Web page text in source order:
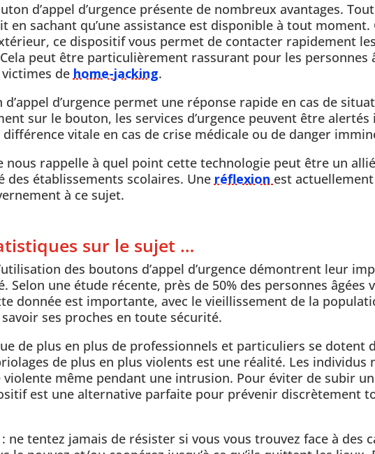
d’appel d’urgence présente de nombreux avantages.
en sachant qu’une assistance est disponible à tout moment.
ce dispositif vous permet de contacter rapidement
peut être particulièrement rassurant pour les personnes
de home-jacking.
d’urgence permet une réponse rapide en cas de
sur le bouton, les services d’urgence peuvent être
vitale en cas de crise médicale ou de danger
nous rappelle à quel point cette technologie peut être un
des établissements scolaires. Une réflexion est
à ce sujet.
sur le sujet …
des boutons d’appel d’urgence démontrent leur
Selon une étude récente, près de 50% des personnes âgées
donnée est importante, avec le vieillissement de la
ses proches en toute sécurité.
de plus en plus de professionnels et particuliers se dotent
de plus en plus violents est une réalité. Les individus
même pendant une intrusion. Pour éviter de subir
est une alternative parfaite pour prévenir discrètement
ne tentez jamais de résister si vous vous trouvez face à des